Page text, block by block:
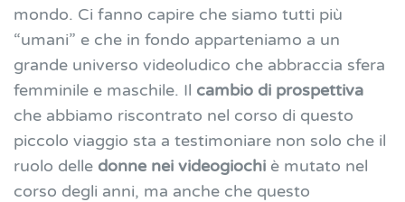
mondo. Ci fanno capire che siamo tutti più
“umani” e che in fondo apparteniamo a un
grande universo videoludico che abbraccia sfera
femminile e maschile. Il cambio di prospettiva
che abbiamo riscontrato nel corso di questo
piccolo viaggio sta a testimoniare non solo che il
ruolo delle donne nei videogiochi è mutato nel
corso degli anni, ma anche che questo